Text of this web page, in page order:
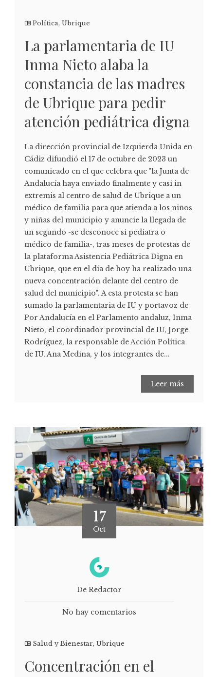
Política, Ubrique
La parlamentaria de IU
Inma Nieto alaba la
constancia de las madres
de Ubrique para pedir
atención pediátrica digna
La dirección provincial de Izquierda Unida en
Cádiz difundió el 17 de octubre de 2023 un
comunicado en el que celebra que "la Junta de
Andalucía haya enviado finalmente y casi in
extremis al centro de salud de Ubrique a un
médico de familia para que atienda a los niños
y niñas del municipio y anuncie la llegada de
un segundo -se desconoce si pediatra o
médico de familia-, tras meses de protestas de
la plataforma Asistencia Pediátrica Digna en
Ubrique, que en el día de hoy ha realizado una
nueva concentración delante del centro de
salud del municipio". A esta protesta se han
sumado la parlamentaria de IU y portavoz de
Por Andalucía en el Parlamento andaluz, Inma
Nieto, el coordinador provincial de IU, Jorge
Rodríguez, la responsable de Acción Política
de IU, Ana Medina, y los integrantes de...
Leer más
17
Oct
De Redactor
No hay comentarios
Salud y Bienestar, Ubrique
Concentración en el